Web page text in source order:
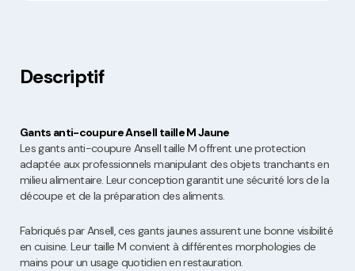
Descriptif
Gants anti-coupure Ansell taille M Jaune
Les gants anti-coupure Ansell taille M offrent une protection
adaptée aux professionnels manipulant des objets tranchants en
milieu alimentaire. Leur conception garantit une sécurité lors de la
découpe et de la préparation des aliments.
Fabriqués par Ansell, ces gants jaunes assurent une bonne visibilité
en cuisine. Leur taille M convient à différentes morphologies de
mains pour un usage quotidien en restauration.